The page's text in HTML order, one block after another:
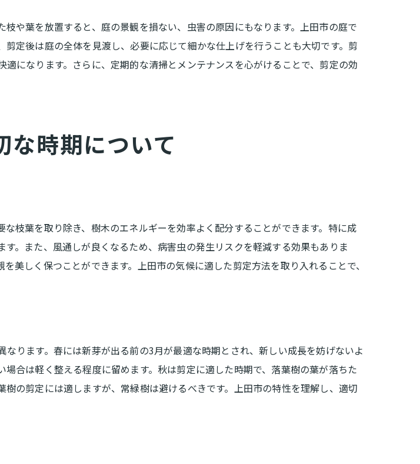
命を延ばす方法
の美観を保つ方法
利用するアイデア
分方法とエコ対策
える美的効果
を日差しから守る
の成長を準備
や葉を放置すると、庭の景観を損ない、虫害の原因にもなります。上田市の庭で
定後は庭の全体を見渡し、必要に応じて細かな仕上げを行うことも大切です。剪
になります。さらに、定期的な清掃とメンテナンスを心がけることで、剪定の効
な時期について
枝葉を取り除き、樹木のエネルギーを効率よく配分することができます。特に成
。また、風通しが良くなるため、病害虫の発生リスクを軽減する効果もありま
美しく保つことができます。上田市の気候に適した剪定方法を取り入れることで、
ります。春には新芽が出る前の3月が最適な時期とされ、新しい成長を妨げないよ
合は軽く整える程度に留めます。秋は剪定に適した時期で、落葉樹の葉が落ちた
の剪定には適しますが、常緑樹は避けるべきです。上田市の特性を理解し、適切